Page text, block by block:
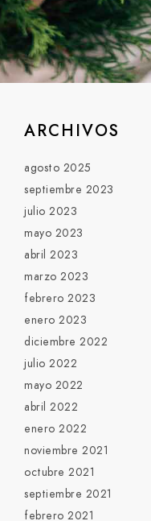
ARCHIVOS
agosto 2025
septiembre 2023
julio 2023
mayo 2023
abril 2023
marzo 2023
febrero 2023
enero 2023
diciembre 2022
julio 2022
mayo 2022
abril 2022
enero 2022
noviembre 2021
octubre 2021
septiembre 2021
febrero 2021